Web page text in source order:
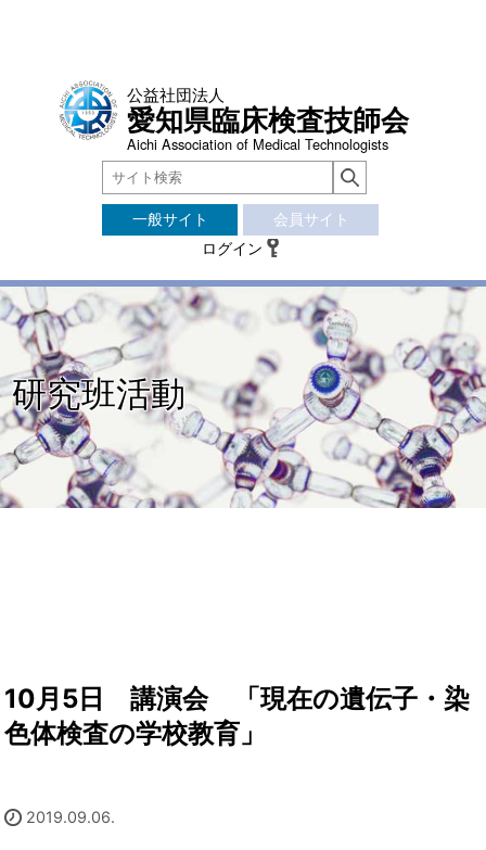
公益社団法人
愛知県臨床検査技師会
Aichi Association of Medical Technologists
一般サイト
会員サイト
ログイン
研究班活動
10月5日 講演会 「現在の遺伝子・染
色体検査の学校教育」
2019.09.06.